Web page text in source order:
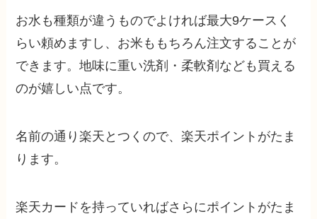
お水も種類が違うものでよければ最大9ケースく
らい頼めますし、お米ももちろん注文することが
できます。地味に重い洗剤・柔軟剤なども買える
のが嬉しい点です。
名前の通り楽天とつくので、楽天ポイントがたま
ります。
楽天カードを持っていればさらにポイントがたま